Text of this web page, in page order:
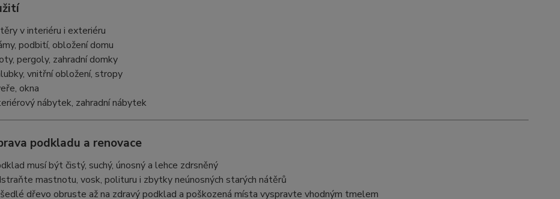
v interiéru i exteriéru
podbití, obložení domu
pergoly, zahradní domky
vnitřní obložení, stropy
okna
nábytek, zahradní nábytek
podkladu a renovace
musí být čistý, suchý, únosný a lehce zdrsněný
mastnotu, vosk, polituru i zbytky neúnosných starých nátěrů
dřevo obruste až na zdravý podklad a poškozená místa vyspravte vhodným tmelem